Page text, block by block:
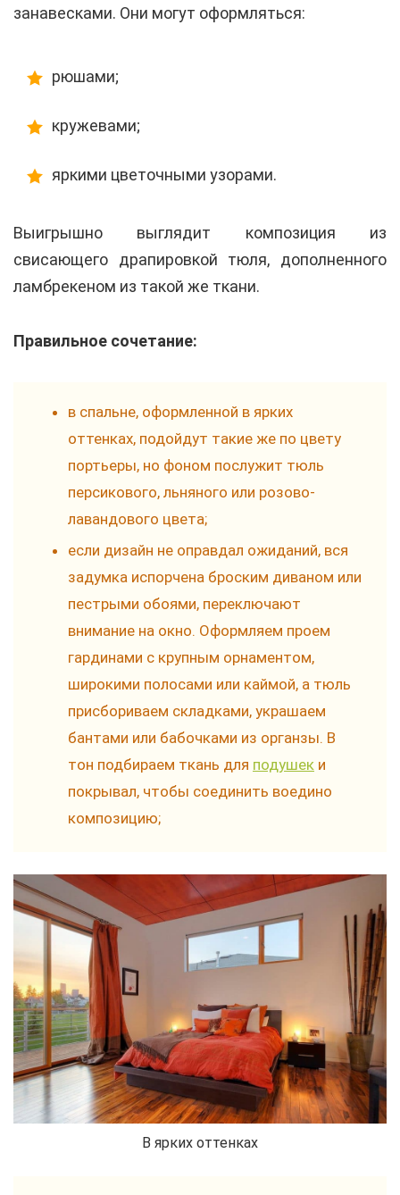
занавесками. Они могут оформляться:
рюшами;
кружевами;
яркими цветочными узорами.
Выигрышно выглядит композиция из
свисающего драпировкой тюля, дополненного
ламбрекеном из такой же ткани.
Правильное сочетание:
в спальне, оформленной в ярких
оттенках, подойдут такие же по цвету
портьеры, но фоном послужит тюль
персикового, льняного или розово-
лавандового цвета;
если дизайн не оправдал ожиданий, вся
задумка испорчена броским диваном или
пестрыми обоями, переключают
внимание на окно. Оформляем проем
гардинами с крупным орнаментом,
широкими полосами или каймой, а тюль
присбориваем складками, украшаем
бантами или бабочками из органзы. В
тон подбираем ткань для подушек и
покрывал, чтобы соединить воедино
композицию;
В ярких оттенках